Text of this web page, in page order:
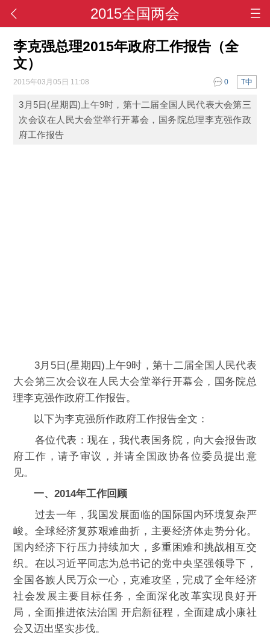
2015全国两会
李克强总理2015年政府工作报告（全
文）
2015年03月05日 11:08 T中
0
3月5日(星期四)上午9时，第十二届全国人民代表大会第三
次会议在人民大会堂举行开幕会，国务院总理李克强作政
府工作报告
3月5日(星期四)上午9时，第十二届全国人民代表
大会第三次会议在人民大会堂举行开幕会，国务院总
理李克强作政府工作报告。
以下为李克强所作政府工作报告全文：
各位代表：现在，我代表国务院，向大会报告政
府工作，请予审议，并请全国政协各位委员提出意
见。
一、2014年工作回顾
过去一年，我国发展面临的国际国内环境复杂严
峻。全球经济复苏艰难曲折，主要经济体走势分化。
国内经济下行压力持续加大，多重困难和挑战相互交
织。在以习近平同志为总书记的党中央坚强领导下，
全国各族人民万众一心，克难攻坚，完成了全年经济
社会发展主要目标任务，全面深化改革实现良好开
局，全面推进依法治国 开启新征程，全面建成小康社
会又迈出坚实步伐。